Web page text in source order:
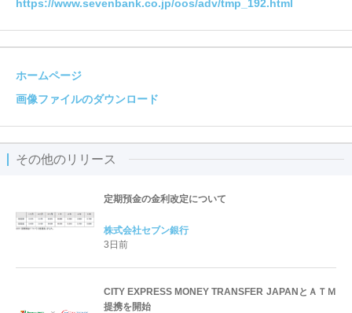
https://www.sevenbank.co.jp/oos/adv/tmp_192.html
ホームページ
画像ファイルのダウンロード
その他のリリース
定期預金の金利改定について
株式会社セブン銀行
3日前
CITY EXPRESS MONEY TRANSFER JAPANとＡＴＭ
提携を開始